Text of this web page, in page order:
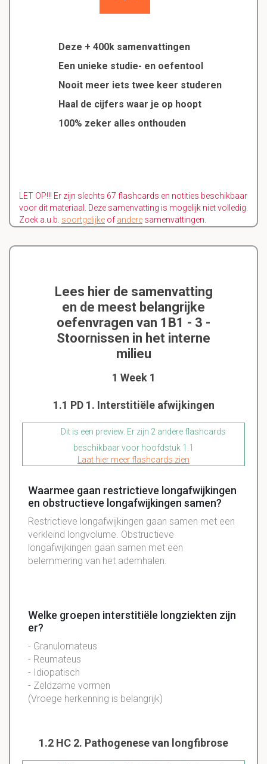
Deze + 400k samenvattingen
Een unieke studie- en oefentool
Nooit meer iets twee keer studeren
Haal de cijfers waar je op hoopt
100% zeker alles onthouden
LET OP!!! Er zijn slechts 67 flashcards en notities beschikbaar
voor dit materiaal. Deze samenvatting is mogelijk niet volledig.
Zoek a.u.b. soortgelijke of andere samenvattingen.
Lees hier de samenvatting
en de meest belangrijke
oefenvragen van 1B1 - 3 -
Stoornissen in het interne
milieu
1 Week 1
1.1 PD 1. Interstitiële afwijkingen
Dit is een preview. Er zijn 2 andere flashcards
beschikbaar voor hoofdstuk 1.1
Laat hier meer flashcards zien
Waarmee gaan restrictieve longafwijkingen
en obstructieve longafwijkingen samen?
Restrictieve longafwijkingen gaan samen met een
verkleind longvolume. Obstructieve
longafwijkingen gaan samen met een
belemmering van het ademhalen.
Welke groepen interstitiële longziekten zijn
er?
- Granulomateus
- Reumateus
- Idiopatisch
- Zeldzame vormen
(Vroege herkenning is belangrijk)
1.2 HC 2. Pathogenese van longfibrose